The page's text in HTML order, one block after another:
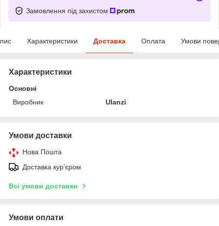
Замовлення під захистом
Характеристики Доставка Оплата Умови
Характеристики
Основні
Виробник
Ulanzi
Умови доставки
Нова Пошта
Доставка кур'єром
Всі умови доставки
Умови оплати